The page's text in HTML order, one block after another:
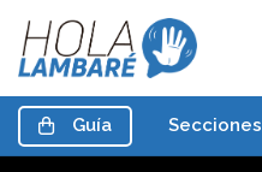
Guía Secciones